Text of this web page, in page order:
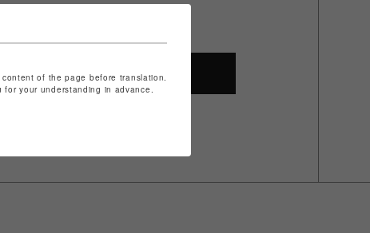
SHOP TOP
of the page before translation.
your understanding in advance.